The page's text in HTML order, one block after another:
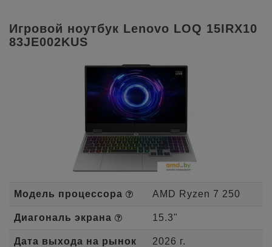
Игровой ноутбук Lenovo LOQ 15IRX10
83JE002KUS
Модель процессора AMD Ryzen 7 250
Диагональ экрана 15.3"
Дата выхода на рынок 2026 г.